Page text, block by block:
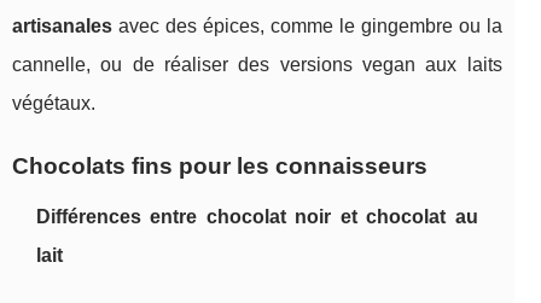
artisanales avec des épices, comme le gingembre ou la
cannelle, ou de réaliser des versions vegan aux laits
végétaux.
Chocolats fins pour les connaisseurs
Différences entre chocolat noir et chocolat au
lait